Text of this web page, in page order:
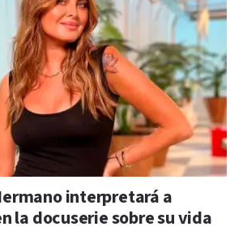
interpretará a
la docuserie sobre su vida